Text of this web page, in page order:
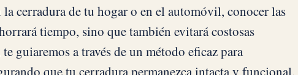
la cerradura de tu hogar o en el automóvil, conocer las
tiempo, sino que también evitará costosas
guiaremos a través de un método eficaz para
que tu cerradura permanezca intacta y funcional.